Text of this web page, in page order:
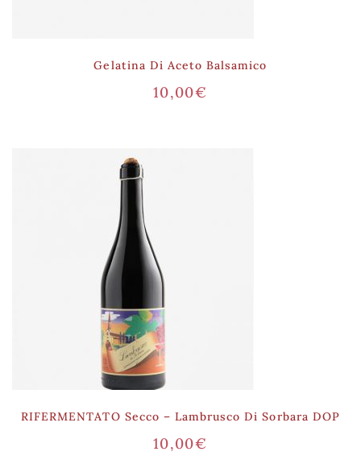
Gelatina Di Aceto Balsamico
10,00€
RIFERMENTATO Secco – Lambrusco Di Sorbara DOP
10,00€